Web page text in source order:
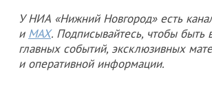
У НИА «Нижний Новгород» есть
и MAX. Подписывайтесь, чтобы быть
главных событий, эксклюзивных
и оперативной информации.